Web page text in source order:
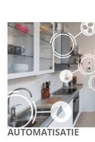
AUTOMATISATIE